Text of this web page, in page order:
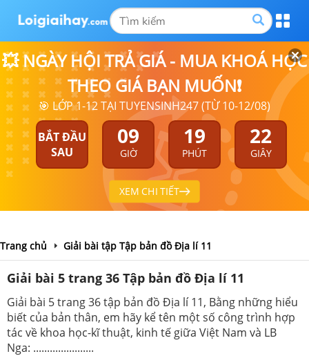
💥 NGÀY HỘI TRẢ GIÁ - MUA KHOÁ HỌC
THEO GIÁ BẠN MUỐN❗
🎯 LỚP 1-12 TẠI TUYENSINH247 (TỪ 10-12/08)
BẮT ĐẦU
SAU
09
GIỜ
19
PHÚT
22
GIÂY
XEM CHI TIẾT
Trang chủ Giải bài tập Tập bản đồ Địa lí 11
Giải bài 5 trang 36 Tập bản đồ Địa lí 11
Giải bài 5 trang 36 tập bản đồ Địa lí 11, Bằng những hiểu
biết của bản thân, em hãy kể tên một số công trình hợp
tác về khoa học-kĩ thuật, kinh tế giữa Việt Nam và LB
Nga: ......................